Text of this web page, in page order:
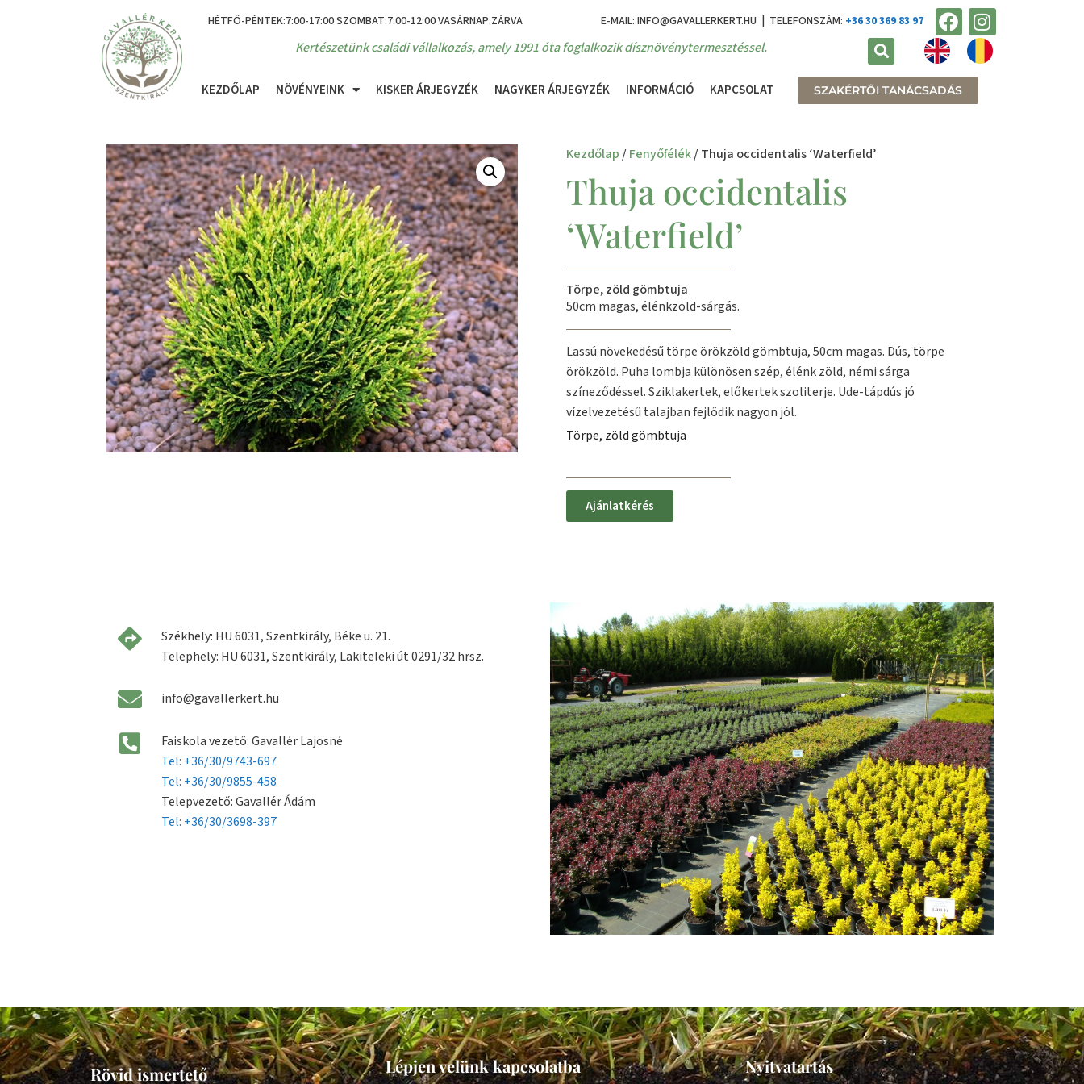
HÉTFŐ-PÉNTEK:7:00-17:00 SZOMBAT:7:00-12:00 VASÁRNAP:ZÁRVA E-MAIL: INFO@GAVALLERKERT.HU | TELEFONSZÁM: +36 30 369 83 97
Kertészetünk családi vállalkozás, amely 1991 óta foglalkozik dísznövénytermesztéssel.
KEZDŐLAP NÖVÉNYEINK KISKER ÁRJEGYZÉK NAGYKER ÁRJEGYZÉK INFORMÁCIÓ KAPCSOLAT SZAKÉRTŐI TANÁCSADÁS
Kezdőlap /Fenyőfélék/ Thuja occidentalis ‘Waterfield’
Thuja occidentalis
‘Waterfield’
Törpe, zöld gömbtuja
50cm magas, élénkzöld-sárgás.
Lassú növekedésű törpe örökzöld gömbtuja, 50cm magas. Dús, törpe
örökzöld. Puha lombja különösen szép, élénk zöld, némi sárga
színeződéssel. Sziklakertek, előkertek szoliterje. Üde-tápdús jó
vízelvezetésű talajban fejlődik nagyon jól.
Törpe, zöld gömbtuja
Ajánlatkérés
Székhely: HU 6031, Szentkirály, Béke u. 21.
Telephely: HU 6031, Szentkirály, Lakiteleki út 0291/32 hrsz.
info@gavallerkert.hu
Faiskola vezető: Gavallér Lajosné
Tel: +36/30/9743-697
Tel: +36/30/9855-458
Telepvezető: Gavallér Ádám
Tel: +36/30/3698-397
Rövid ismertető Lépjen velünk kapcsolatba Nyitvatartás